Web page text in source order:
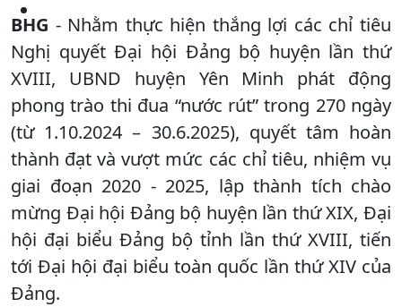
BHG - Nhằm thực hiện thắng lợi các chỉ tiêu
Nghị quyết Đại hội Đảng bộ huyện lần thứ
XVIII, UBND huyện Yên Minh phát động
phong trào thi đua “nước rút” trong 270 ngày
(từ 1.10.2024 – 30.6.2025), quyết tâm hoàn
thành đạt và vượt mức các chỉ tiêu, nhiệm vụ
giai đoạn 2020 - 2025, lập thành tích chào
mừng Đại hội Đảng bộ huyện lần thứ XIX, Đại
hội đại biểu Đảng bộ tỉnh lần thứ XVIII, tiến
tới Đại hội đại biểu toàn quốc lần thứ XIV của
Đảng.